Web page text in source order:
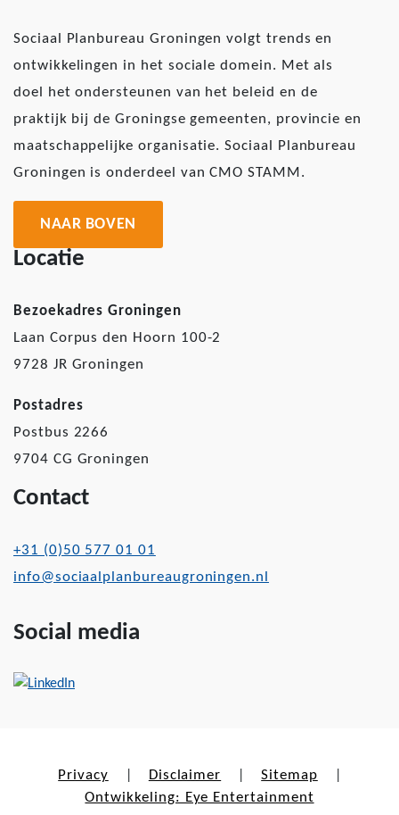
Sociaal Planbureau Groningen volgt trends en
ontwikkelingen in het sociale domein. Met als
doel het ondersteunen van het beleid en de
praktijk bij de Groningse gemeenten, provincie en
maatschappelijke organisatie. Sociaal Planbureau
Groningen is onderdeel van CMO STAMM.
NAAR BOVEN
Locatie
Bezoekadres Groningen
Laan Corpus den Hoorn 100-2
9728 JR Groningen
Postadres
Postbus 2266
9704 CG Groningen
Contact
+31 (0)50 577 01 01
info@sociaalplanbureaugroningen.nl
Social media
Privacy Disclaimer Sitemap
Ontwikkeling: Eye Entertainment